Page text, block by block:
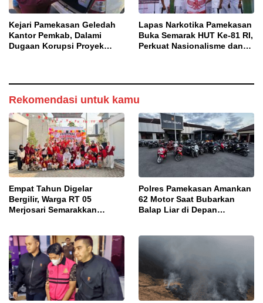
Kejari Pamekasan Geledah
Kantor Pemkab, Dalami
Dugaan Korupsi Proyek
Lapas Narkotika Pamekasan
Buka Semarak HUT Ke-81 RI,
Perkuat Nasionalisme dan
Rekomendasi untuk kamu
Empat Tahun Digelar
Bergilir, Warga RT 05
Merjosari Semarakkan
Polres Pamekasan Amankan
62 Motor Saat Bubarkan
Balap Liar di Depan